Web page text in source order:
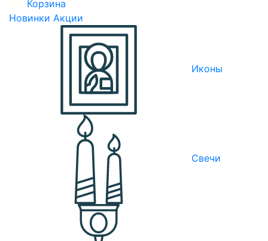
Корзина
Новинки Акции
Иконы
Свечи